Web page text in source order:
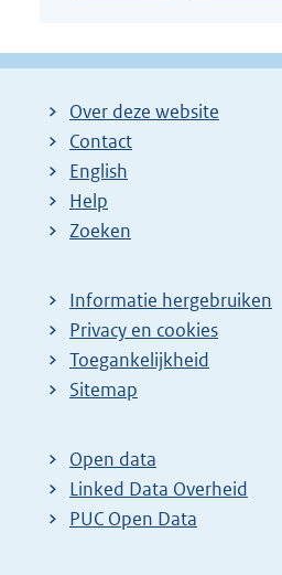
Over deze website
Contact
English
Help
Zoeken
Informatie hergebruiken
Privacy en cookies
Toegankelijkheid
Sitemap
Open data
Linked Data Overheid
PUC Open Data